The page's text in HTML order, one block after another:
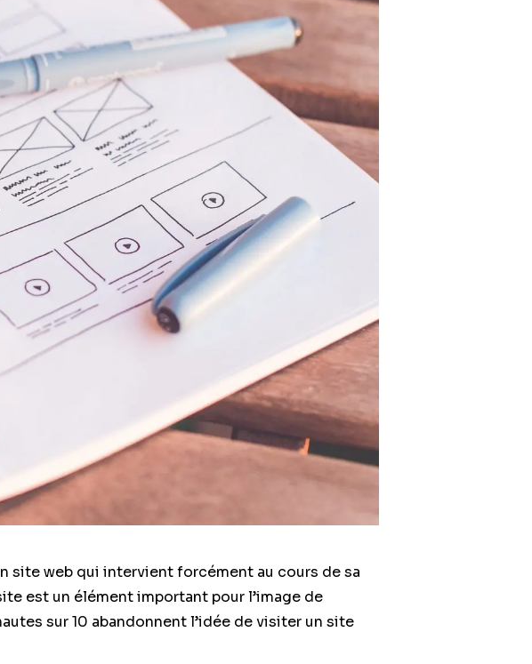
site web qui intervient forcément au cours de sa
est un élément important pour l’image de
sur 10 abandonnent l’idée de visiter un site